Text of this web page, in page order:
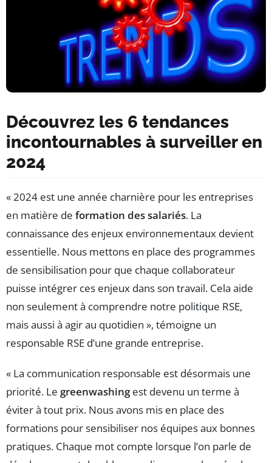
Découvrez les 6 tendances
incontournables à surveiller en
2024
« 2024 est une année charnière pour les entreprises
en matière de formation des salariés. La
connaissance des enjeux environnementaux devient
essentielle. Nous mettons en place des programmes
de sensibilisation pour que chaque collaborateur
puisse intégrer ces enjeux dans son travail. Cela aide
non seulement à comprendre notre politique RSE,
mais aussi à agir au quotidien », témoigne un
responsable RSE d’une grande entreprise.
« La communication responsable est désormais une
priorité. Le greenwashingest devenu un terme à
éviter à tout prix. Nous avons mis en place des
formations pour sensibiliser nos équipes aux bonnes
pratiques. Chaque mot compte lorsque l’on parle de